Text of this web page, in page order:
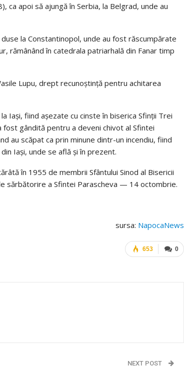
ca apoi să ajungă în Serbia, la Belgrad, unde au
la Constantinopol, unde au fost răscumpărate
rămânând în catedrala patriarhală din Fanar timp
Lupu, drept recunoștință pentru achitarea
Iași, fiind așezate cu cinste în biserica Sfinții Trei
gândită pentru a deveni chivot al Sfintei
au scăpat ca prin minune dintr-un incendiu, fiind
Iași, unde se află și în prezent.
în 1955 de membrii Sfântului Sinod al Bisericii
sărbătorire a Sfintei Parascheva — 14 octombrie.
sursa: NapocaNews
0
653
NEXT POST